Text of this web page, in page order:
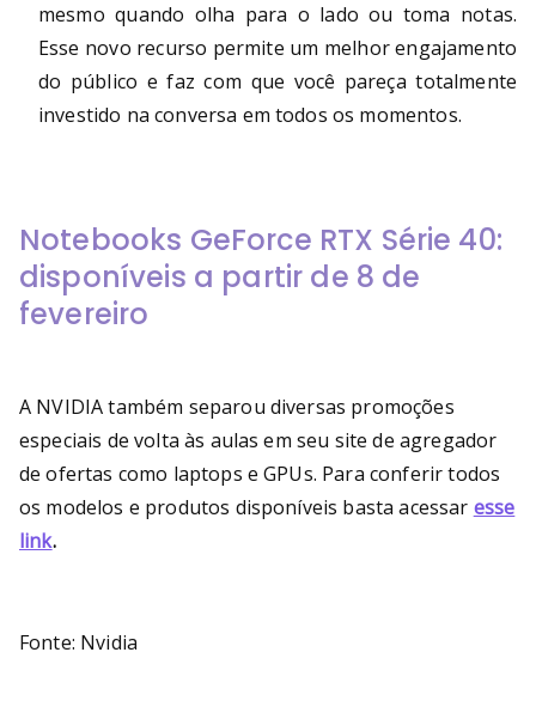
mesmo quando olha para o lado ou toma notas.
Esse novo recurso permite um melhor engajamento
do público e faz com que você pareça totalmente
investido na conversa em todos os momentos.
Notebooks GeForce RTX Série 40:
disponíveis a partir de 8 de
fevereiro
A NVIDIA também separou diversas promoções
especiais de volta às aulas em seu site de agregador
de ofertas como laptops e GPUs. Para conferir todos
os modelos e produtos disponíveis basta acessar esse
link.
Fonte: Nvidia